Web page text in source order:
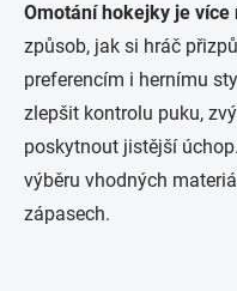
Omotání hokejky je
způsob, jak si hráč
preferencím i hernímu
zlepšit kontrolu puku,
poskytnout jistější
výběru vhodných
zápasech.